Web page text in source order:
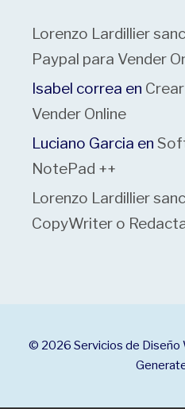
Lorenzo Lardillier
Paypal para Vender
Isabel correa en
Vender Online
Luciano Garcia en
NotePad ++
Lorenzo Lardillier
CopyWriter o
© 2026 Servicios de Diseño